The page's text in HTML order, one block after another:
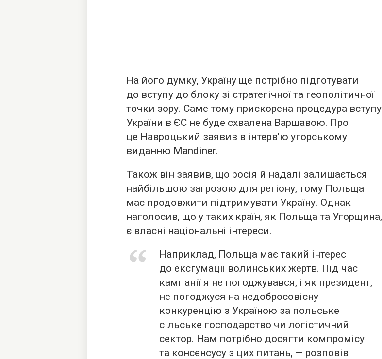
На його думку, Україну ще потрібно підготувати
до вступу до блоку зі стратегічної та геополітичної
точки зору. Саме тому прискорена процедура вступу
України в ЄС не буде схвалена Варшавою. Про
це Навроцький заявив в інтерв’ю угорському
виданню Mandiner.
Також він заявив, що росія й надалі залишається
найбільшою загрозою для регіону, тому Польща
має продовжити підтримувати Україну. Однак
наголосив, що у таких країн, як Польща та Угорщина,
є власні національні інтереси.
Наприклад, Польща має такий інтерес
до ексгумації волинських жертв. Під час
кампанії я не погоджувався, і як президент,
не погоджуся на недобросовісну
конкуренцію з Україною за польське
сільське господарство чи логістичний
сектор. Нам потрібно досягти компромісу
та консенсусу з цих питань, — розповів